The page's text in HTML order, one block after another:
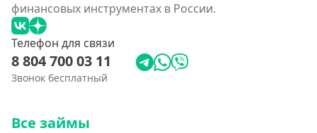
финансовых инструментах в России.
Телефон для связи
8 804 700 03 11
Звонок бесплатный
Все займы